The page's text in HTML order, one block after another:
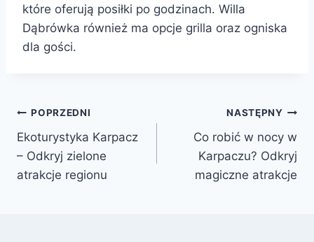
które oferują posiłki po godzinach. Willa
Dąbrówka również ma opcje grilla oraz ogniska
dla gości.
Nawigacja
wpisu
POPRZEDNI
Ekoturystyka Karpacz
– Odkryj zielone
atrakcje regionu
NASTĘPNY
Co robić w nocy w
Karpaczu? Odkryj
magiczne atrakcje